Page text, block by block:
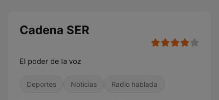
Cadena SER
El poder de la voz
Deportes Noticias Radio hablada